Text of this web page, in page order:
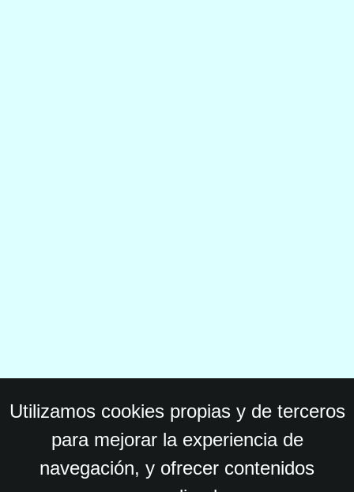
Utilizamos cookies propias y de terceros
para mejorar la experiencia de
navegación, y ofrecer contenidos